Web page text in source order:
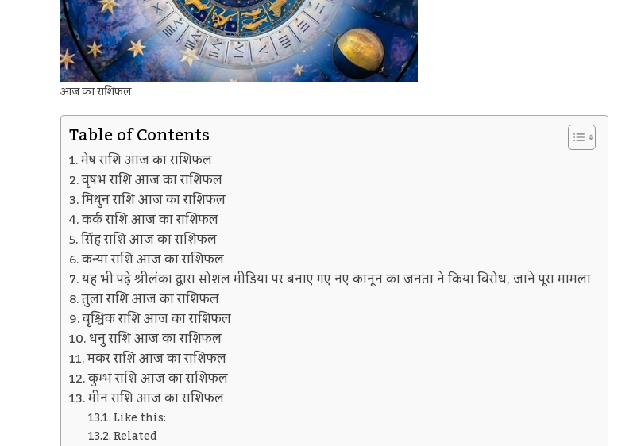
आज का राशिफल
Table of Contents
मेष राशि आज का राशिफल
वृषभ राशि आज का राशिफल
मिथुन राशि आज का राशिफल
कर्क राशि आज का राशिफल
सिंह राशि आज का राशिफल
कन्या राशि आज का राशिफल
यह भी पढ़े श्रीलंका द्वारा सोशल मीडिया पर बनाए गए नए कानून का जनता ने किया विरोध, जाने पूरा मामला
तुला राशि आज का राशिफल
वृश्चिक राशि आज का राशिफल
धनु राशि आज का राशिफल
मकर राशि आज का राशिफल
कुम्भ राशि आज का राशिफल​
मीन राशि आज का राशिफल
Like this:
Related